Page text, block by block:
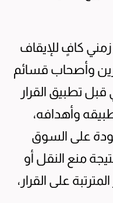
كافٍ للإيقاف
وأصحاب قسائم
تطبيق القرار
وأهدافه،
على السوق
منع النقل أو
على القرار،